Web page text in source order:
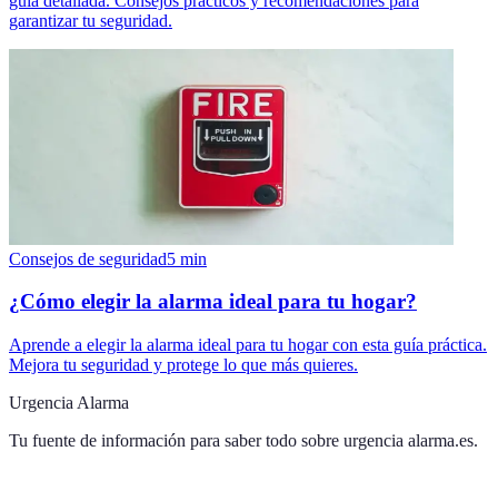
garantizar tu seguridad.
Consejos de seguridad5 min
¿Cómo elegir la alarma ideal para tu hogar?
Aprende a elegir la alarma ideal para tu hogar con esta guía práctica.
Mejora tu seguridad y protege lo que más quieres.
Urgencia Alarma
Tu fuente de información para saber todo sobre urgencia alarma.es.